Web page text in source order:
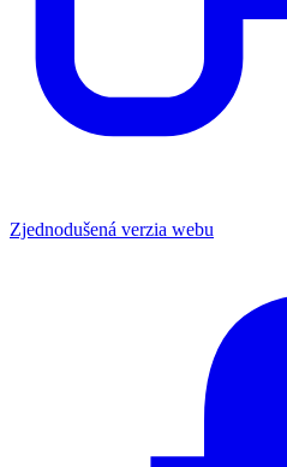
Zjednodušená verzia webu